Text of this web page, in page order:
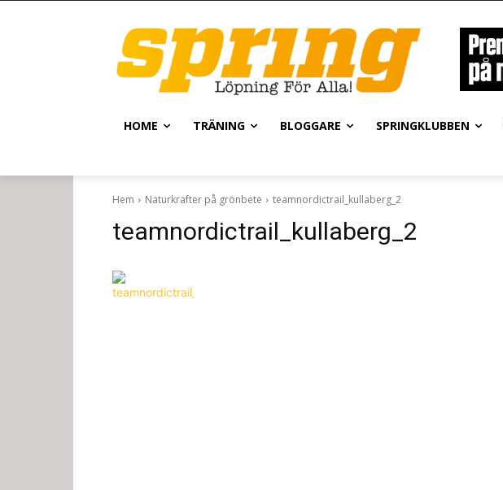
HOME TRÄNING BLOGGARE SPRINGKLUBBEN
Hem Naturkrafter på grönbete teamnordictrail_kullaberg_2
teamnordictrail_kullaberg_2